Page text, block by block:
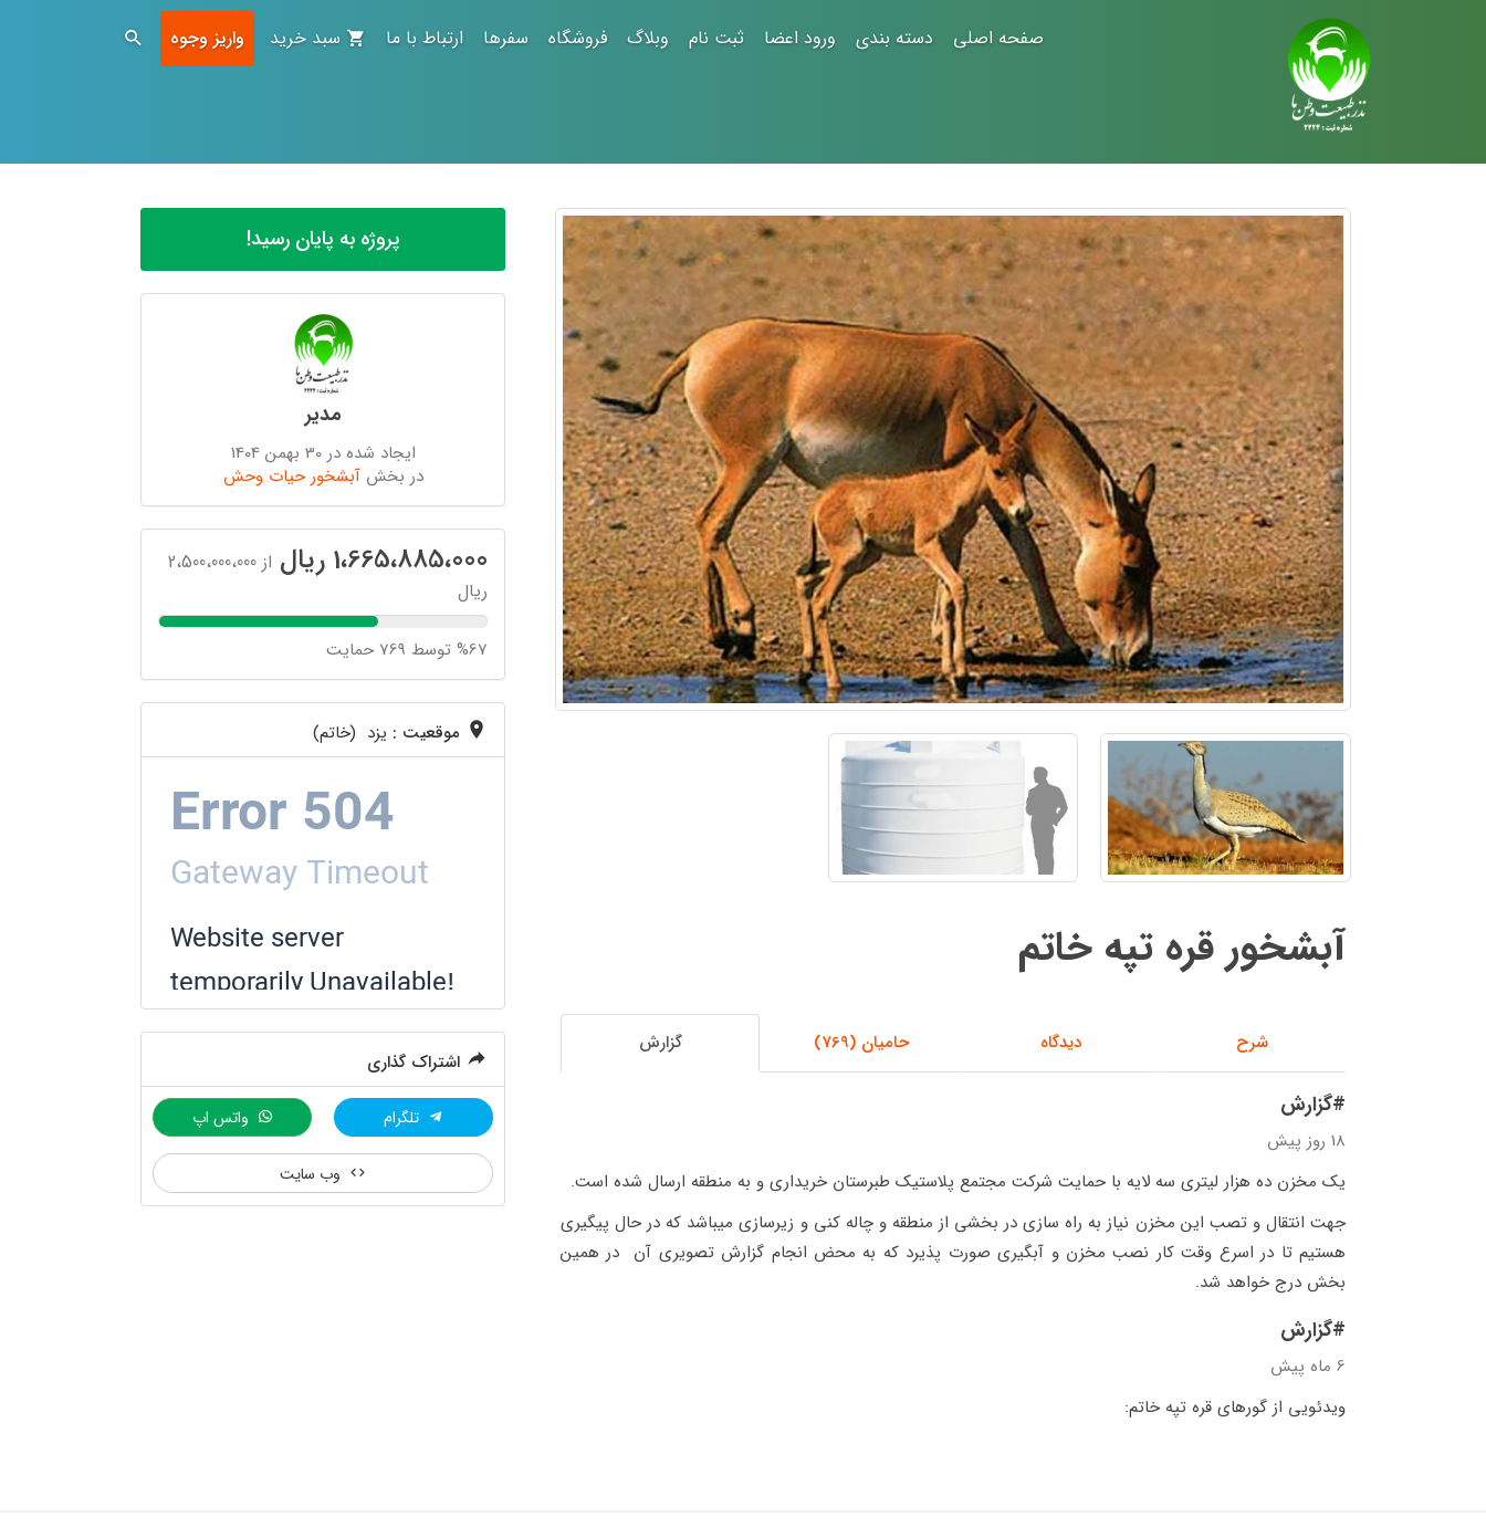
صفحه اصلی دسته بندی ورود اعضا ثبت نام وبلاگ فروشگاه سفرها ارتباط با ما سبد خرید واریز وجوه
آبشخور قره تپه خاتم
شرح دیدگاه حامیان (769) گزارش
#گزارش
18 روز پیش
یک مخزن ده هزار لیتری سه لایه با حمایت شرکت مجتمع پلاستیک طبرستان خریداری و به منطقه ارسال شده است.
جهت انتقال و تصب این مخزن نیاز به راه سازی در بخشی از منطقه و چاله کنی و زیرسازی میباشد که در حال پیگیری
هستیم تا در اسرع وقت کار نصب مخزن و آبگیری صورت پذیرد که به محض انجام گزارش تصویری آن در همین
بخش درج خواهد شد.
#گزارش
6 ماه پیش
ویدئویی از گورهای قره تپه خاتم:
پروژه به پایان رسید!
مدیر
ایجاد شده در 30 بهمن 1404
در بخشآبشخور حیات وحش
1،665،885،000 ریال
از 2،500،000،000
ریال
%67 توسط 769 حمایت
موقعیت : یزد (خاتم)
اشتراک گذاری
تلگرام واتس اپ
وب سایت